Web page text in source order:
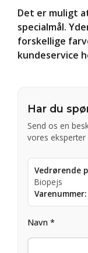
Det er muligt
specialmål.
forskellige
kundeservice
Har du
Send os en
vores eksperter
Vedrørende
Biopejs
Varenummer:
Navn *